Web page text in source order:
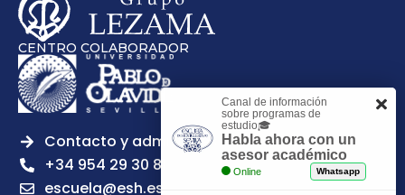
CENTRO COLABORADOR
Contacto y admisiones
+34 954 29 30 81
escuela@esh.es
Canal de información
sobre programas de
estudio🎓
Habla ahora con un
asesor académico
Online Whatsapp